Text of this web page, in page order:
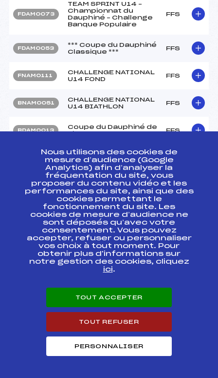
FDAM0073
TEAM SPRINT U14 –
Championnat du
Dauphiné – Challenge
Banque Populaire
FFS
FDAM0053
*** Coupe du Dauphiné
Classique ***
FFS
FNAM0111
CHALLENGE NATIONAL
U14 FOND
FFS
BNAM0051
CHALLENGE NATIONAL
U14 BIATHLON
FFS
BDAM0013
Coupe du Dauphiné de
FFS
FDAM0033
COUPE DAUPHINÉ
Méaudre reprise de
Font d'Urle
FFS
FDAM0011
GRAND PRIX DE
L'OISANS / Coupe du
DAUPHINE
FFS
Circuits Nordique 2016
Circuits Rang
GARCONS
Résultats Nordique 2015
Nous utilisons des cookies de
mesure d’audience (Google
Analytics) afin d’analyser la
fréquentation du site, vous
proposer du contenu vidéo et les
performances du site, ainsi que des
cookies permettant le
fonctionnement du site. Les
cookies de mesure d’audience ne
sont déposés qu’avec votre
consentement. Vous pouvez
accepter, refuser ou personnaliser
vos choix à tout moment. Pour
obtenir plus d'informations sur
notre gestion des cookies, cliquez
ici.
TOUT ACCEPTER
TOUT REFUSER
PERSONNALISER